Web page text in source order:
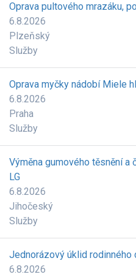
Oprava pultového mrazáku,
6.8.2026
Plzeňský
Služby
Oprava myčky nádobí Miele
6.8.2026
Praha
Služby
Výměna gumového těsnění
LG
6.8.2026
Jihočeský
Služby
Jednorázový úklid rodinného
6.8.2026